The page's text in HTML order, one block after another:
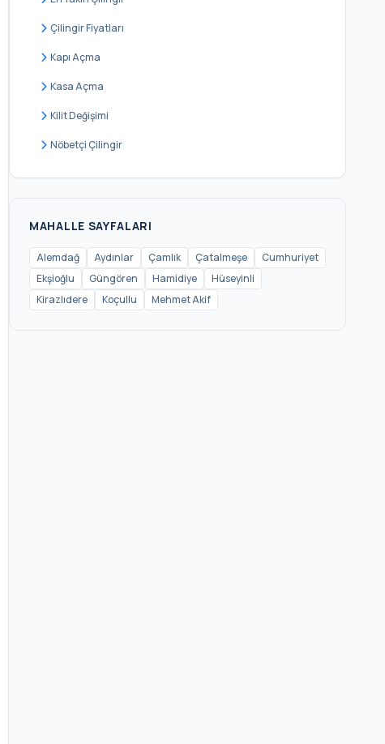
Çilingir Fiyatları
Kapı Açma
Kasa Açma
Kilit Değişimi
Nöbetçi Çilingir
MAHALLE SAYFALARI
Alemdağ Aydınlar Çamlık Çatalmeşe
Cumhuriyet
Ekşioğlu
Güngören Hamidiye
Hüseyinli
Kirazlıdere
Koçullu Mehmet Akif